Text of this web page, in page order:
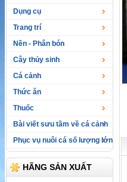
Dụng cụ
Trang trí
Nền - Phân bón
Cây thủy sinh
Cá cảnh
Thức ăn
Thuốc
Bài viết sưu tầm về cá cảnh
Phục vụ nuôi cá số lượng lớn
HÃNG SẢN XUẤT